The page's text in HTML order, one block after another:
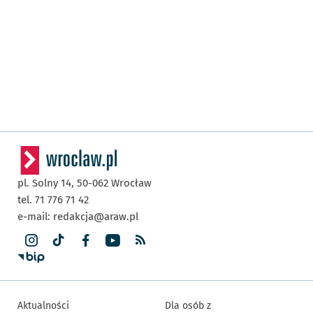
pl. Solny 14, 50-062 Wrocław
tel. 71 776 71 42
e-mail: redakcja@araw.pl
Aktualności
Dla osób z